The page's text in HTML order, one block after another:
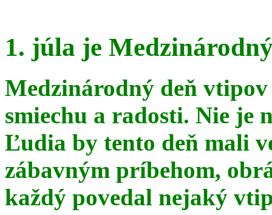
1. júla je
Medzinárodný deň
smiechu a radosti. Nie je
Ľudia by tento deň mali
zábavným príbehom,
každý povedal nejaký